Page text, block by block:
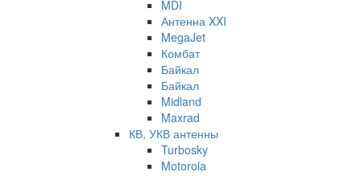
MDI
Антенна XXI
MegaJet
Комбат
Байкал
Байкал
Midland
Maxrad
КВ, УКВ антенны
Turbosky
Motorola